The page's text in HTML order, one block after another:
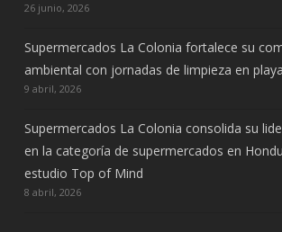
26 junio, 2026
Supermercados La Colonia fortalece su
ambiental con jornadas de limpieza en
9 abril, 2026
Supermercados La Colonia consolida su
en la categoría de supermercados en
estudio Top of Mind
8 abril, 2026